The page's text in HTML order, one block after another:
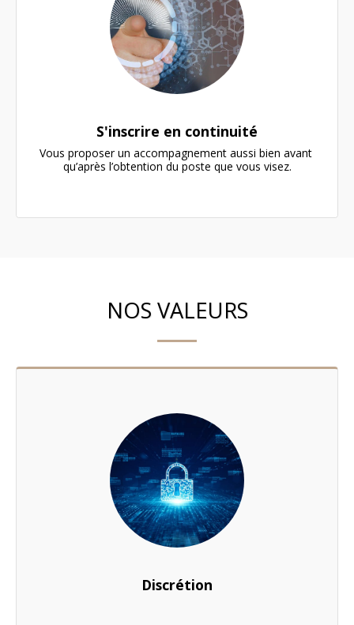
S'inscrire en continuité
Vous proposer un accompagnement aussi bien avant
qu’après l’obtention du poste que vous visez.
NOS VALEURS
Discrétion